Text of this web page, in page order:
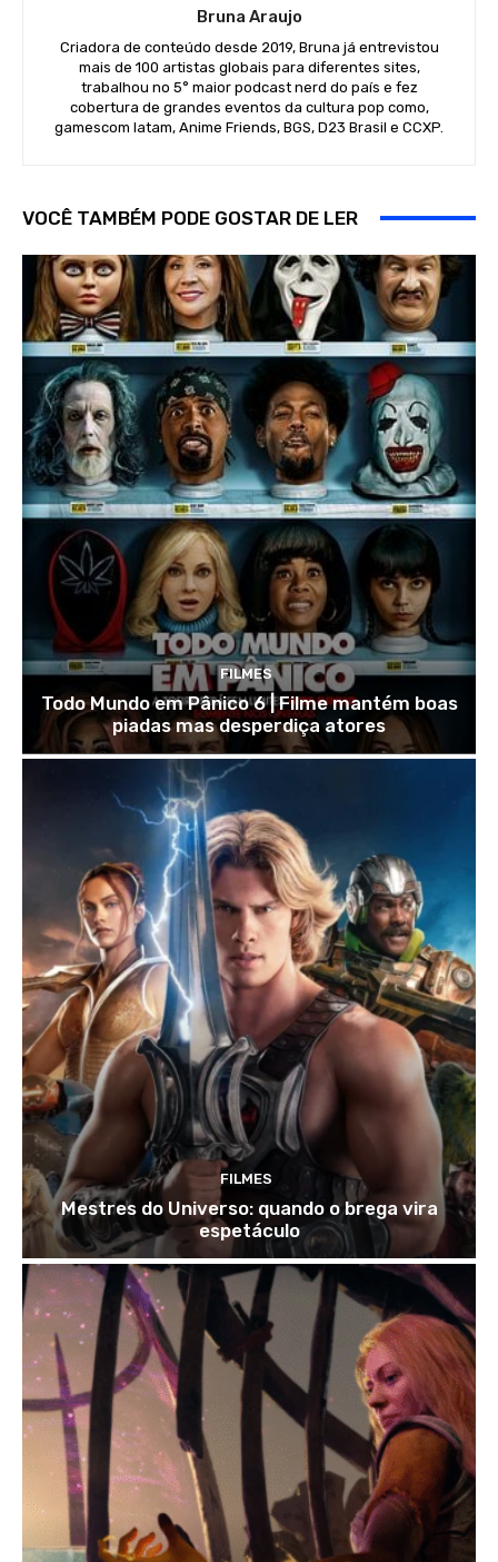
Bruna Araujo
Criadora de conteúdo desde 2019, Bruna já entrevistou
mais de 100 artistas globais para diferentes sites,
trabalhou no 5° maior podcast nerd do país e fez
cobertura de grandes eventos da cultura pop como,
gamescom latam, Anime Friends, BGS, D23 Brasil e CCXP.
VOCÊ TAMBÉM PODE GOSTAR DE LER
FILMES
Todo Mundo em Pânico 6 | Filme mantém boas
piadas mas desperdiça atores
FILMES
Mestres do Universo: quando o brega vira
espetáculo